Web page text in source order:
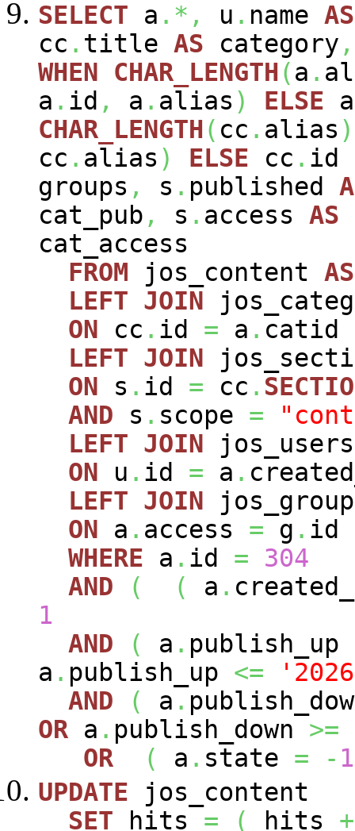
SELECT a .*, u . name AS
cc . title AS category ,
WHEN
CHAR_LENGTH(a .
a . id , a . alias ) ELSE a
CHAR_LENGTH( cc . alias )
cc . alias ) ELSE cc . id
groups , s . published
cat_pub , s . access AS
cat_access
FROM jos_content AS
LEFT JOIN
ON cc . id = a . catid
LEFT JOIN
ON s . id = cc .
AND s . scope =
LEFT JOIN
ON u . id = a .
LEFT JOIN
ON a . access = g . id
WHERE a . id =
304
AND
( ( a .
1
AND
( a . publish_up
a . publish_up <=
AND
( a .
OR a . publish_down >=
OR
( a . state = - 1
UPDATE jos_content
SET hits = ( hits +